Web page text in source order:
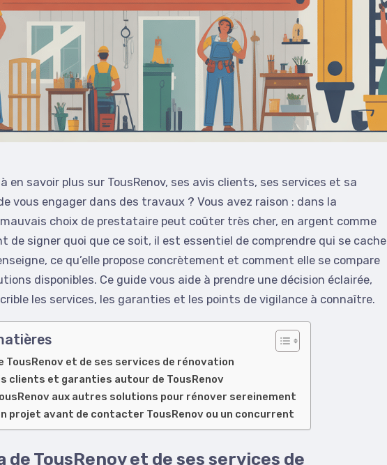
en savoir plus sur TousRenov, ses avis clients, ses services et sa
vous engager dans des travaux ? Vous avez raison : dans la
choix de prestataire peut coûter très cher, en argent comme
de signer quoi que ce soit, il est essentiel de comprendre qui se cache
ce qu’elle propose concrètement et comment elle se compare
disponibles. Ce guide vous aide à prendre une décision éclairée,
les services, les garanties et les points de vigilance à connaître.
TousRenov et de ses services de rénovation
clients et garanties autour de TousRenov
aux autres solutions pour rénover sereinement
projet avant de contacter TousRenov ou un concurrent
de TousRenov et de ses services de